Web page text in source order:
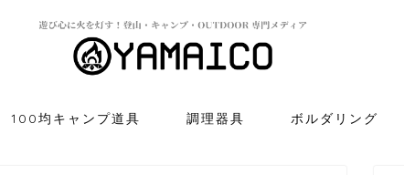
100均キャンプ道具 調理器具 ボルダリング